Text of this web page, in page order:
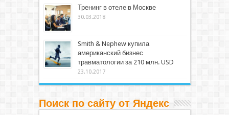
Тренинг в отеле в Москве
30.03.2018
Smith & Nephew купила
американский бизнес
травматологии за 210 млн. USD
23.10.2017
Поиск по сайту от Яндекс